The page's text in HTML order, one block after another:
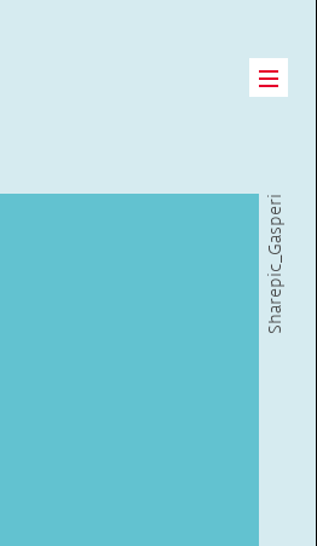
Sharepic_Gasperi